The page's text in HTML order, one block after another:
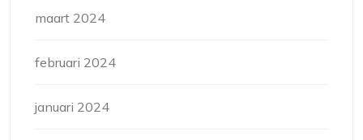
maart 2024
februari 2024
januari 2024